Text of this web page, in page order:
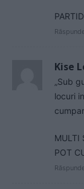
Kise
„Sub
locuri
MULTI
POT